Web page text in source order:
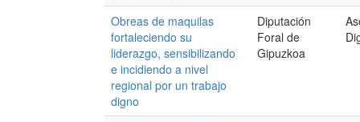
Obreas de maquilas
fortaleciendo su
liderazgo, sensibilizando
e incidiendo a nivel
regional por un trabajo
digno
Diputación
Foral de
Gipuzkoa